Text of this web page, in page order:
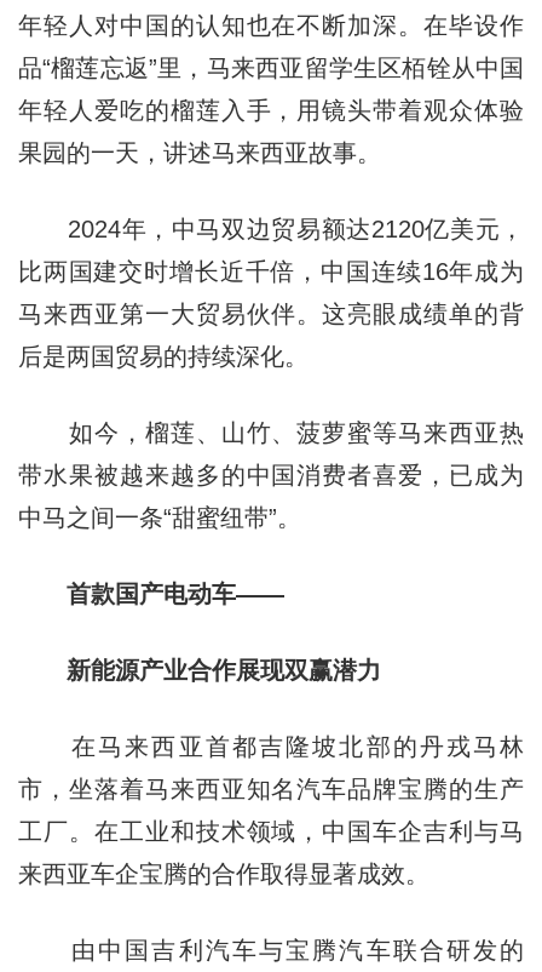
年轻人对中国的认知也在不断加深。在毕设作
品“榴莲忘返”里，马来西亚留学生区栢铨从中国
年轻人爱吃的榴莲入手，用镜头带着观众体验
果园的一天，讲述马来西亚故事。
2024年，中马双边贸易额达2120亿美元，
比两国建交时增长近千倍，中国连续16年成为
马来西亚第一大贸易伙伴。这亮眼成绩单的背
后是两国贸易的持续深化。
如今，榴莲、山竹、菠萝蜜等马来西亚热
带水果被越来越多的中国消费者喜爱，已成为
中马之间一条“甜蜜纽带”。
首款国产电动车——
新能源产业合作展现双赢潜力
在马来西亚首都吉隆坡北部的丹戎马林
市，坐落着马来西亚知名汽车品牌宝腾的生产
工厂。在工业和技术领域，中国车企吉利与马
来西亚车企宝腾的合作取得显著成效。
由中国吉利汽车与宝腾汽车联合研发的